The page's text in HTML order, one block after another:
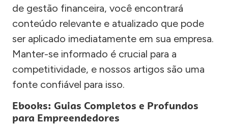
de gestão financeira, você encontrará
conteúdo relevante e atualizado que pode
ser aplicado imediatamente em sua empresa.
Manter-se informado é crucial para a
competitividade, e nossos artigos são uma
fonte confiável para isso.
Ebooks: Guias Completos e Profundos
para Empreendedores